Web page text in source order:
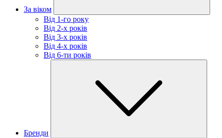
За віком
Від 1-го року
Від 2-х років
Від 3-х років
Від 4-х років
Від 6-ти років
Бренди